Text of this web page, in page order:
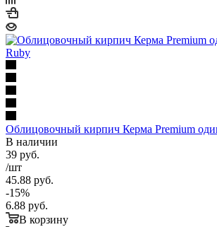
Облицовочный кирпич Керма Premium
В наличии
39 руб.
/шт
45.88 руб.
-15%
6.88 руб.
В корзину